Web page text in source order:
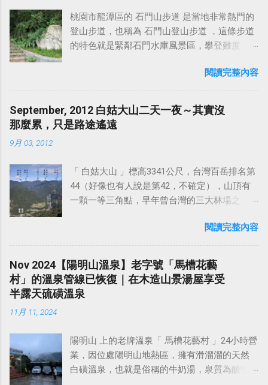
設有圖根點基石，是極佳的觀景場所。在五十
分山休息10分鐘後啟程下山，途中本來想走水
泥路快速下山，但考慮到時間還早，下山後走
定擲硬幣決定（出人頭就原路走山徑回長春
走到五十分山入口處的途中有遇到蜂群，所以
這代表我要再次經過剛才遇到幾隻蜂群盤旋的
種的蜂，但還滿大隻的），所以我心想再走一
次應該也沒問題吧？如果蜂群敢主動攻擊我...
魔，你全家都綠圾邪教走火入魔唷^_^ ）。總之
我前段時間真的已經聽這些無能者的可悲發言
聽到覺得很噁心了！ 我個人是覺得，時代的轉
輪已經在瘋狂的向前運轉，但某些台廠吃屎狗
還在那邊活在山洞裡鑽木取火自我感覺良好！
一群禿鷹聚在一起終究還是禿鷹，永遠不會變
成獅子啦 。 關於如何在工作上使用 AI？我想到
想要在省電和降低功耗上面和人家對齊，但我
聽說他們的硬體已經不想更動了，所以只能想
辦法從中層、上層去做優化。然後這個主題好
年都快過完一半了，還搞不出個屌毛。 然後有
玩意兒的名義 leader，竟然是某位根本不懂技術
的女經理，之前有幾次她要我加一些莫名其妙
的測試功能（要比喻的話，就像是他們試圖在
蜿蜒。從舊金山北邊的萊格特（Leggett）開
始，一路蜿蜒向南，直到洛杉磯南部的聖克萊
蒙特（San Clemente），穿越了加州整個西部
國家公園。 開車走加州一號公路，途中會經過
不少景點，其中比較著名的景點有 半月灣海灘
（Half Moon Bay） 、 17里灣海岸線（17 Mile
Drive） 、 鴿點燈塔（Pigeon Point
（McWay Falls） 、 象海豹海灘（Elephant Seal
Rookery） 等！其中最精華最不可錯過的一段，
便是 大索爾（Big Sur） ，我個人認為它有點像
是美國版的清水斷崖，只是美國什麼都大，這
裡當然也不例外！ 加州一號公路上的 大索爾
途中還會經過一座世界最高的混凝土拱橋 Bixby
Greek Bridge 。 大索爾 （Big Sur） 這一段路，
是開車往返舊金山與洛杉磯途中，最壯觀的一
這個路段一邊是碧波萬頃、一望無際的太平
洋，另一邊則是 Santa Lucia 陡峭高聳的懸崖山
脈，岩石激起片片白色浪花，是加州一號公路
桃園市龍潭區的 石門山步道 是當地非常熱門的
登山步道，也稱為 石門山登山步道 ，這條步道
的特色就是緊鄰石門水庫風景區，攀登難度
登山口走到山頂只需40分鐘左右。體力好想鍛
鍊腳力可以走好漢坡，想輕鬆一點可以選擇走
環湖步道，非常適合午後花兩小時接近大自
然，下山後還可以在登山口附近的攤販買冰豆
花和青草茶解渴。 石門山步道在2022年時曾經
鄭文燦先生主導，經桃園市政府觀光旅遊局與
地主達成協議後開始實施整理，把原本比較老
舊、雜亂的入口重新設計，並以生態工法鋪設
走。 今天起床連午餐都沒吃就直奔石門山登山
口，幸好登山口周邊有很多攤商販賣小吃和冷
飲，我買了一個炸蛋蔥油餅、一瓶椰奶和青草
茶帶上山。今天是第三次來爬石門山，從北側
登山口起登，沿著景春步道上 石門山 ，然後順
個小時。 石門山健行（景春步道上，好漢坡
下）健行足跡： https://www.sports-
tracker.com/workout/davidwang400/688de748
1ec6ca7381e1611c 在這個寬敞的平台吃午餐休
閱讀完整內容
September, 2012 白姑大山二天一夜～其實沒
那麼累，只是路途遙遠
9月 03, 2012
「 白姑大山 」標高3341公尺，台灣百岳排名第
44（好像也有人說是第42，不確定），山頂有
一顆一等三角點，早年曾台灣的三大林場之
是一個獨立的稜脈，地理位置大約在大甲溪以
南，北港溪以北，介於雪山山脈與中央山脈之
間。所以長久以來白狗大山是屬於雪山山脈或
是中央山脈並沒有確定，比較多人說是屬於雪
山山脈。白姑大山山勢雄偉壯麗，但山路陡峭
岔路多，是不好爬的一座高山，所以就有山友
有山友用「遙遠而鹹濕的終極高山」、「最難
爬的獨立山頭」等字句來形容這座山。白姑大
山不僅岔路多，途中還要跨過許多巨大倒木，
閱讀完整內容
Nov 2024【陽明山溫泉】老字號「馬槽花藝
村」的溫泉管線已恢復｜在木造山景湯屋享受
半露天硫磺溫泉
11月 11, 2024
陽明山 上的老牌溫泉「 馬槽花藝村 」24小時營
業，因位處陽明山地熱區，擁有滑溜溜的天然
白磺溫泉，也就是俗稱的牛奶湯，泉質為酸性